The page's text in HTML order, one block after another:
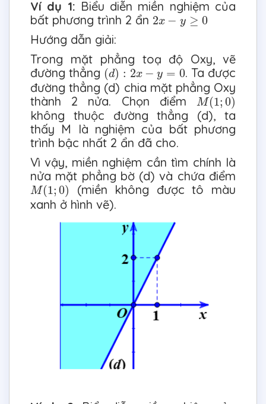
Ví dụ 1: Biểu diễn miền nghiệm của
bất phương trình 2 ẩn 2x − y ≥ 0
2x −y≥0
Hướng dẫn giải:
Trong mặt phẳng toạ độ Oxy, vẽ
đường thẳng (d) : 2x − y = 0
(d):2x−y= 0
. Ta được
đường thẳng (d) chia mặt phẳng Oxy
thành 2 nửa. Chọn điểm
M(1; 0)
M(1;0)
không thuộc đường thẳng (d), ta
thấy M là nghiệm của bất phương
trình bậc nhất 2 ẩn đã cho.
Vì vậy, miền nghiệm cần tìm chính là
nửa mặt phẳng bờ (d) và chứa điểm
M(1; 0)
M(1; 0)
(miền không được tô màu
xanh ở hình vẽ).